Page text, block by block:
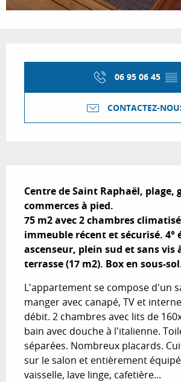
06 95 06 45 ▒▒
CONTACTEZ-
Centre de Saint Raphaël, plage,
commerces à pied.
75 m2 avec 2 chambres
immeuble récent et sécurisé. 4°
ascenseur, plein sud et sans vis
terrasse (17 m2). Box en sous-
L'appartement se compose d'un
manger avec canapé, TV et
débit. 2 chambres avec lits de
bain avec douche à l'italienne.
séparées. Nombreux placards.
sur le salon et entièrement
vaisselle, lave linge, cafetière...